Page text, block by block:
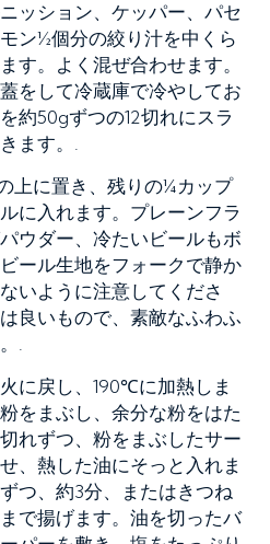
ッション、ケッパー、パセ
ン½個分の絞り汁を中くら
す。よく混ぜ合わせます。
をして冷蔵庫で冷やしてお
約50gずつの12切れにスラ
ます。.
上に置き、残りの¼カップ
に入れます。プレーンフラ
ウダー、冷たいビールもボ
ール生地をフォークで静か
いように注意してくださ
良いもので、素敵なふわふ
.
に戻し、190℃に加熱しま
をまぶし、余分な粉をはた
れずつ、粉をまぶしたサー
、熱した油にそっと入れま
つ、約3分、またはきつね
で揚げます。油を切ったバ